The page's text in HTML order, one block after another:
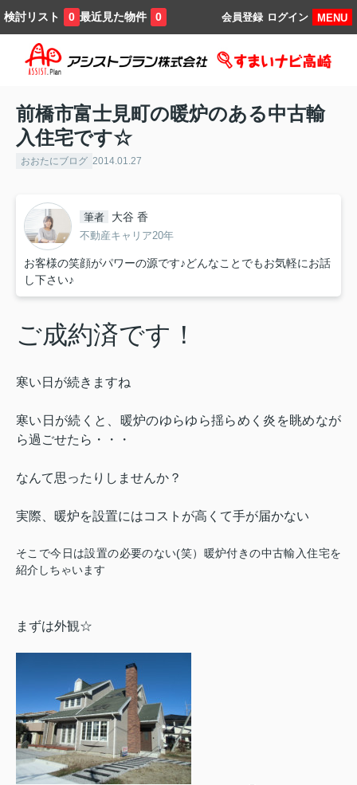
検討リスト 0 最近見た物件 0 MENU
ログイン
会員登録
前橋市富士見町の暖炉のある中古輸
入住宅です☆
おおたにブログ 2014.01.27
筆者 大谷 香
不動産キャリア20年
お客様の笑顔がパワーの源です♪どんなことでもお気軽にお話
し下さい♪
ご成約済です！
寒い日が続きますね
寒い日が続くと、暖炉のゆらゆら揺らめく炎を眺めなが
ら過ごせたら・・・
なんて思ったりしませんか？
実際、暖炉を設置にはコストが高くて手が届かない
そこで今日は設置の必要のない(笑）暖炉付きの中古輸入住宅を
紹介しちゃいます
まずは外観☆